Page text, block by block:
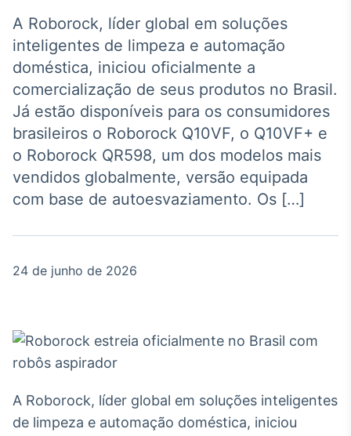
Agro
Tudo sobre o
agronegócio
Broadcast
Político
Os bastidores da
política em tempo
real
Broadcast
Plataforma para
conteúdos
personalizados
Soluções de Dados
A Roborock, líder global em soluções
inteligentes de limpeza e automação
doméstica, iniciou oficialmente a
comercialização de seus produtos no Brasil.
Já estão disponíveis para os consumidores
brasileiros o Roborock Q10VF, o Q10VF+ e
o Roborock QR598, um dos modelos mais
vendidos globalmente, versão equipada
com base de autoesvaziamento. Os […]
24 de junho de 2026
A Roborock, líder global em soluções inteligentes
de limpeza e automação doméstica, iniciou